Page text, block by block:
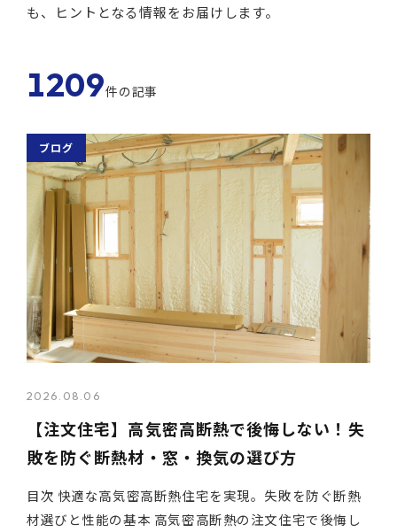
も、ヒントとなる情報をお届けします。
1209件の記事
ブログ
2026.08.06
【注文住宅】高気密高断熱で後悔しない！失
敗を防ぐ断熱材・窓・換気の選び方
目次 快適な高気密高断熱住宅を実現。失敗を防ぐ断熱
材選びと性能の基本 高気密高断熱の注文住宅で後悔し